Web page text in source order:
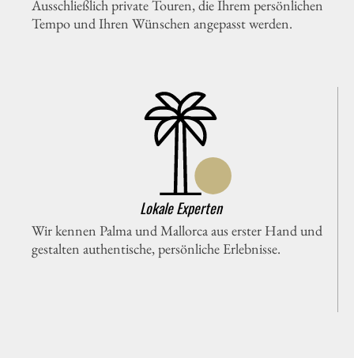
Ausschließlich private Touren, die Ihrem persönlichen
Tempo und Ihren Wünschen angepasst werden.
Lokale Experten
Wir kennen Palma und Mallorca aus erster Hand und
gestalten authentische, persönliche Erlebnisse.